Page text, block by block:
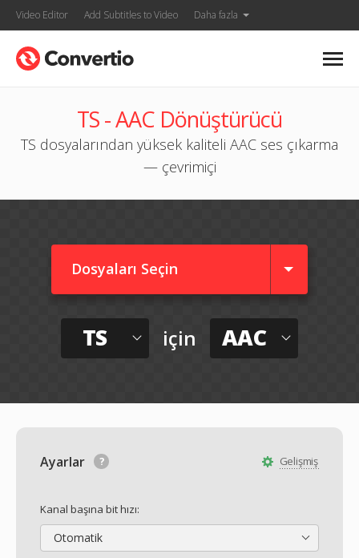
Video Editor Add Subtitles to Video Daha fazla
TS - AAC Dönüştürücü
TS dosyalarından yüksek kaliteli AAC ses çıkarma
— çevrimiçi
Dosyaları Seçin
TS için AAC
Gelişmiş
Ayarlar
Kanal başına bit hızı:
Otomatik